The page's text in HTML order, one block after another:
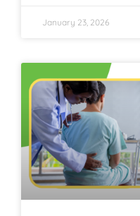
January 23, 2026